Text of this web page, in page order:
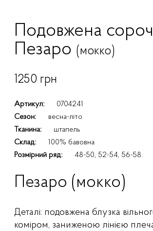
Подовжена
Пезаро (мокко)
1250 грн
Артикул:
0704241
Сезон:
весна-літо
Тканина:
штапель
Склад:
100% бавовна
Розмірний ряд:
48-50, 52-54, 56-58.
Пезаро (мокко)
Деталі: подовжена блузка
коміром, заниженою лінією